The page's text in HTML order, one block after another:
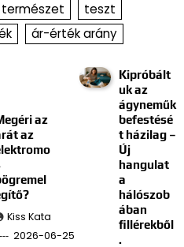
természet
teszt
ár-érték arány
az
az
Kiss Kata
2026-06-25
Kipróbált
uk az
ágyneműk
befestésé
t házilag –
Új
hangulat
a
hálószob
ában
fillérekből
.